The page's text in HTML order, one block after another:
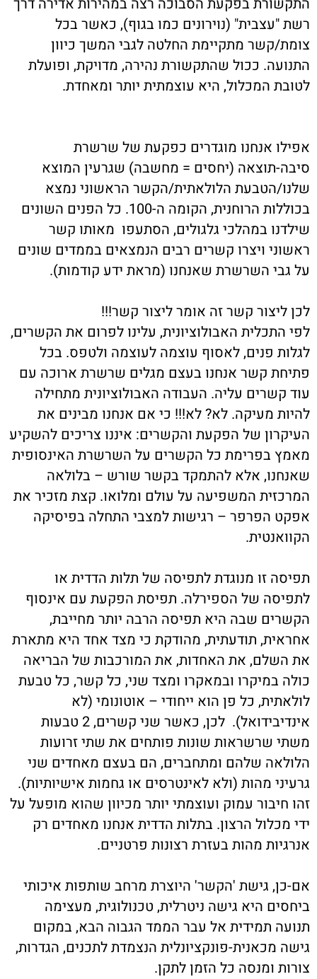
רשת "עצבית" (נוירונים כמו בגוף), כאשר בכל
צומת/קשר מתקיימת החלטה לגבי המשך כיוון
התנועה. ככול שהתקשורת נהירה, מדויקת, ופועלת
לטובת המכלול, היא עוצמתית יותר ומאחדת.
אפילו אנחנו מוגדרים כפקעת של שרשרת
סיבה-תוצאה (יחסים = מחשבה) שגרעין המוצא
שלנו/הטבעת הלולאתית/הקשר הראשוני נמצא
בכוללות הרוחנית, הקומה ה-100. כל הפנים השונים
שילדנו במהלכי גלגולים, הסתעפו מאותו קשר
ראשוני ויצרו קשרים רבים הנמצאים בממדים שונים
על גבי השרשרת שאנחנו (מראת ידע קודמות).
לכן ליצור קשר זה אומר ליצור קשר!!!
לפי התכלית האבולוציונית, עלינו לפרום את הקשרים,
לגלות פנים, לאסוף עוצמה לעוצמה ולטפס. בכל
פתיחת קשר אנחנו בעצם מגלים שרשרת ארוכה עם
עוד קשרים עליה. העבודה האבולוציונית מתחילה
להיות מעיקה. לא? לא!!! כי אם אנחנו מבינים את
העיקרון של הפקעת והקשרים: איננו צריכים להשקיע
מאמץ בפרימת כל הקשרים על השרשרת האינסופית
שאנחנו, אלא להתמקד בקשר שורש – בלולאה
המרכזית המשפיעה על עולם ומלואו. קצת מזכיר את
אפקט הפרפר – רגישות למצבי התחלה בפיסיקה
הקוואנטית.
תפיסה זו מנוגדת לתפיסה של תלות הדדית או
לתפיסה של הספירלה. תפיסת הפקעת עם אינסוף
הקשרים שבה היא תפיסה הרבה יותר מחייבת,
אחראית, תודעתית, מהודקת כי מצד אחד היא מתארת
את השלם, את האחדות, את המורכבות של הבריאה
כולה במיקרו ובמאקרו ומצד שני, כל קשר, כל טבעת
לולאתית, כל פן הוא ייחודי – אוטונומי (לא
אינדיבידואל). לכן, כאשר שני קשרים, 2 טבעות
משתי שרשראות שונות פותחים את שתי זרועות
הלולאה שלהם ומתחברים, הם בעצם מאחדים שני
גרעיני מהות (ולא לאינטרסים או גחמות אישיותיות).
זהו חיבור עמוק ועוצמתי יותר מכיוון שהוא מופעל על
ידי מכלול הרצון. בתלות הדדית אנחנו מאחדים רק
אנרגיות מהות בעזרת רצונות פרטניים.
אם-כן, גישת 'הקשר' היוצרת מרחב שותפות איכותי
ביחסים היא גישה ניטרלית, טכנולוגית, מעצימה
תנועה תמידית אל עבר הממד הגבוה הבא, במקום
גישה מכאנית-פונקציונלית הנצמדת לתכנים, הגדרות,
צורות ומנסה כל הזמן לתקן.